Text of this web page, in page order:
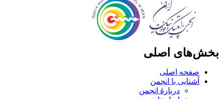
اصلی
صفحه اصلی
آشنایی با انجمن
دربارۀ انجمن